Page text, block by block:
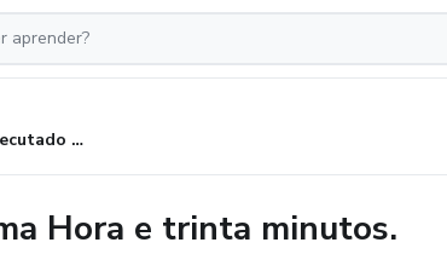
Platinado Executado em apenas Uma Hora e trinta minutos. (01:30).
Hora e trinta minutos.